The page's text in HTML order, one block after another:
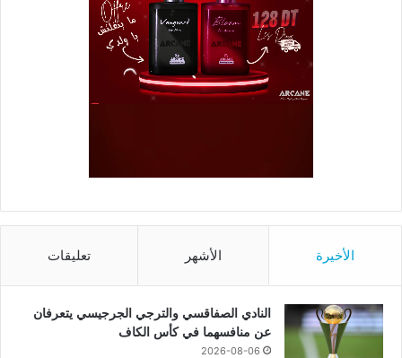
الأخيرة الأشهر تعليقات
النادي الصفاقسي والترجي الجرجيسي يتعرفان
عن منافسهما في كأس الكاف
2026-08-06